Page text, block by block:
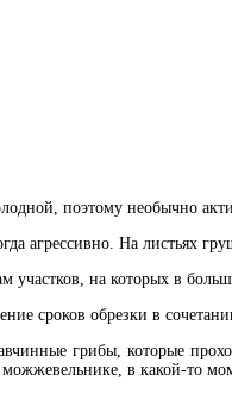
поэтому необычно
агрессивно. На листьях
участков, на которых в
сроков обрезки в
грибы, которые
в какой-то